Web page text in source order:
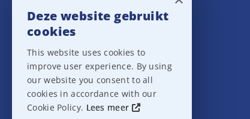
Navigatie
About us
Het team
Support
Deze website gebruikt
cookies
This website uses cookies to
improve user experience. By using
our website you consent to all
cookies in accordance with our
Cookie Policy. Lees meer